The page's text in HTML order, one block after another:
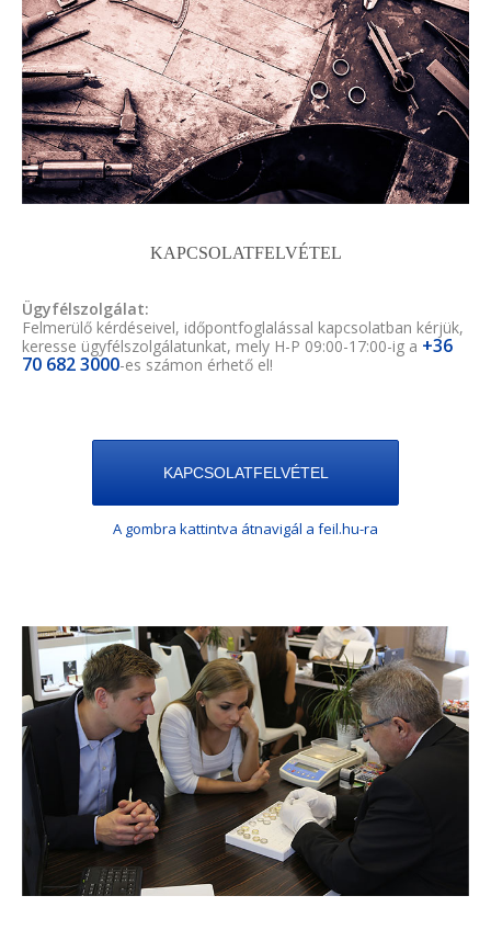
KAPCSOLATFELVÉTEL
Ügyfélszolgálat:
Felmerülő kérdéseivel, időpontfoglalással kapcsolatban kérjük,
keresse ügyfélszolgálatunkat, mely H-P 09:00-17:00-ig a +36
70 682 3000-es számon érhető el!
KAPCSOLATFELVÉTEL
A gombra kattintva átnavigál a feil.hu-ra